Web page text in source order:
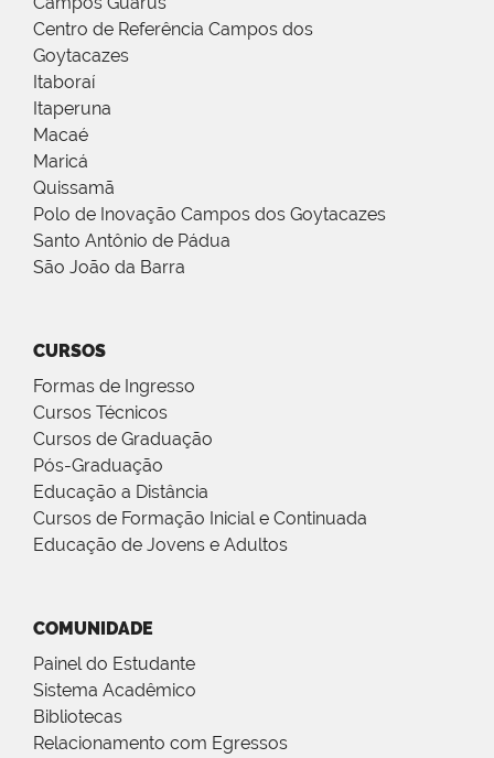
Centro de Referência Campos dos
Goytacazes
Itaboraí
Itaperuna
Macaé
Maricá
Quissamã
Polo de Inovação Campos dos Goytacazes
Santo Antônio de Pádua
São João da Barra
CURSOS
Formas de Ingresso
Cursos Técnicos
Cursos de Graduação
Pós-Graduação
Educação a Distância
Cursos de Formação Inicial e Continuada
Educação de Jovens e Adultos
COMUNIDADE
Painel do Estudante
Sistema Acadêmico
Bibliotecas
Relacionamento com Egressos